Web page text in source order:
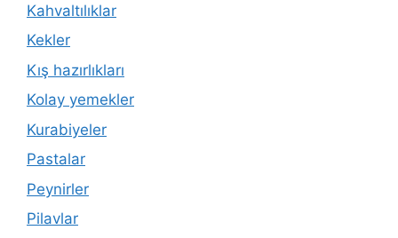
Kahvaltılıklar
Kekler
Kış hazırlıkları
Kolay yemekler
Kurabiyeler
Pastalar
Peynirler
Pilavlar